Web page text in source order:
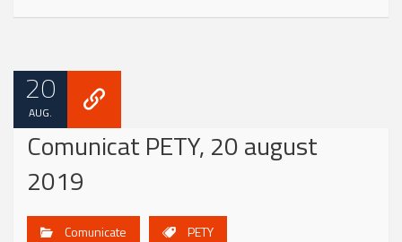
20
AUG.
Comunicat PETY, 20 august
2019
Comunicate PETY